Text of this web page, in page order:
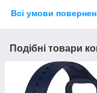
Всі умови
Подібні товари